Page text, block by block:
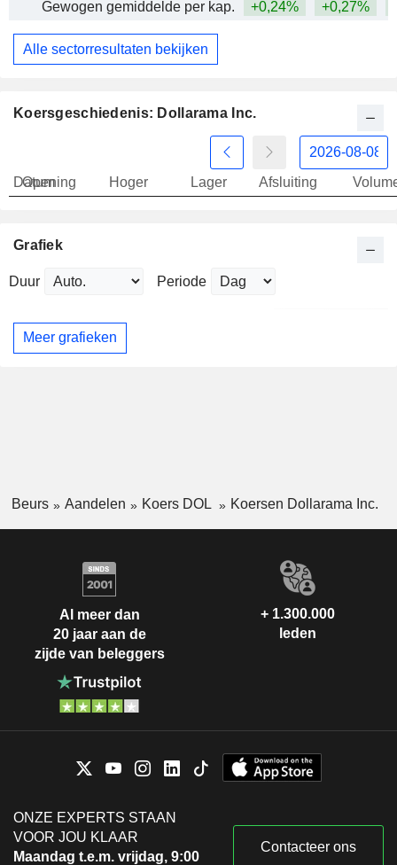
Gewogen gemiddelde per kap. +0,24% +0,27%
Alle sectorresultaten bekijken
Koersgeschiedenis: Dollarama Inc.
Datum
Opening Hoger Lager Afsluiting
Grafiek
Duur Periode
Meer grafieken
Beurs Aandelen Koers DOL Koersen Dollarama Inc.
Al meer dan
20 jaar aan de
zijde van beleggers
+ 1.300.000
leden
ONZE EXPERTS STAAN
VOOR JOU KLAAR
Maandag t.e.m. vrijdag, 9:00
Contacteer ons